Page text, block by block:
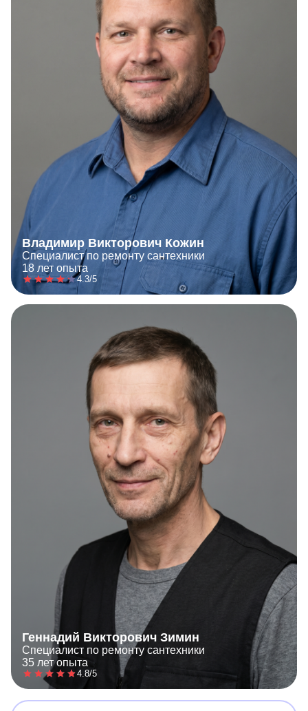
Владимир Викторович Кожин
Специалист по ремонту сантехники
18 лет опыта
4.3/5
Геннадий Викторович Зимин
Специалист по ремонту сантехники
35 лет опыта
4.8/5